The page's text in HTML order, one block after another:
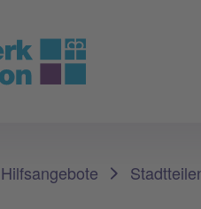
Hilfsangebote